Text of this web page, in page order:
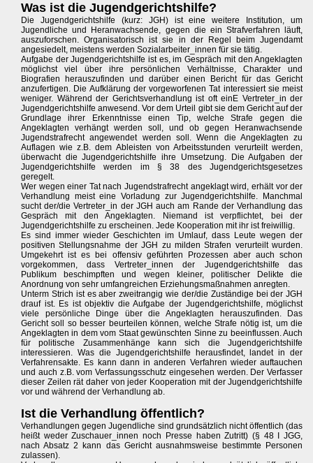
Was ist die Jugendgerichtshilfe?
Die Jugendgerichtshilfe (kurz: JGH) ist eine weitere Institution, um
Jugendliche und Heranwachsende, gegen die ein Strafverfahren läuft,
auszuforschen. Organisatorisch ist sie in der Regel beim Jugendamt
angesiedelt, meistens werden Sozialarbeiter_innen für sie tätig.
Aufgabe der Jugendgerichtshilfe ist es, im Gespräch mit den Angeklagten
möglichst viel über ihre persönlichen Verhältnisse, Charakter und
Biografien herauszufinden und darüber einen Bericht für das Gericht
anzufertigen. Die Aufklärung der vorgeworfenen Tat interessiert sie meist
weniger. Während der Gerichtsverhandlung ist oft einE Vertreter_in der
Jugendgerichtshilfe anwesend. Vor dem Urteil gibt sie dem Gericht auf der
Grundlage ihrer Erkenntnisse einen Tip, welche Strafe gegen die
Angeklagten verhängt werden soll, und ob gegen Heranwachsende
Jugendstrafrecht angewendet werden soll. Wenn die Angeklagten zu
Auflagen wie z.B. dem Ableisten von Arbeitsstunden verurteilt werden,
überwacht die Jugendgerichtshilfe ihre Umsetzung. Die Aufgaben der
Jugendgerichtshilfe werden im § 38 des Jugendgerichtsgesetzes
geregelt.
Wer wegen einer Tat nach Jugendstrafrecht angeklagt wird, erhält vor der
Verhandlung meist eine Vorladung zur Jugendgerichtshilfe. Manchmal
sucht der/die Vertreter_in der JGH auch am Rande der Verhandlung das
Gespräch mit den Angeklagten. Niemand ist verpflichtet, bei der
Jugendgerichtshilfe zu erscheinen. Jede Kooperation mit ihr ist freiwillig.
Es sind immer wieder Geschichten im Umlauf, dass Leute wegen der
positiven Stellungsnahme der JGH zu milden Strafen verurteilt wurden.
Umgekehrt ist es bei offensiv geführten Prozessen aber auch schon
vorgekommen, dass Vertreter_innen der Jugendgerichtshilfe das
Publikum beschimpften und wegen kleiner, politischer Delikte die
Anordnung von sehr umfangreichen Erziehungsmaßnahmen anregten.
Unterm Strich ist es aber zweitrangig wie der/die Zuständige bei der JGH
drauf ist. Es ist objektiv die Aufgabe der Jugendgerichtshilfe, möglichst
viele persönliche Dinge über die Angeklagten herauszufinden. Das
Gericht soll so besser beurteilen können, welche Strafe nötig ist, um die
Angeklagten in dem vom Staat gewünschten Sinne zu beeinflussen. Auch
für politische Zusammenhänge kann sich die Jugendgerichtshilfe
interessieren. Was die Jugendgerichtshilfe herausfindet, landet in der
Verfahrensakte. Es kann dann in anderen Verfahren wieder auftauchen
und auch z.B. vom Verfassungsschutz eingesehen werden. Der Verfasser
dieser Zeilen rät daher von jeder Kooperation mit der Jugendgerichtshilfe
vor und während der Verhandlung ab.
Ist die Verhandlung öffentlich?
Verhandlungen gegen Jugendliche sind grundsätzlich nicht öffentlich (das
heißt weder Zuschauer_innen noch Presse haben Zutritt) (§ 48 I JGG,
nach Absatz 2 kann das Gericht ausnahmsweise bestimmte Personen
zulassen).